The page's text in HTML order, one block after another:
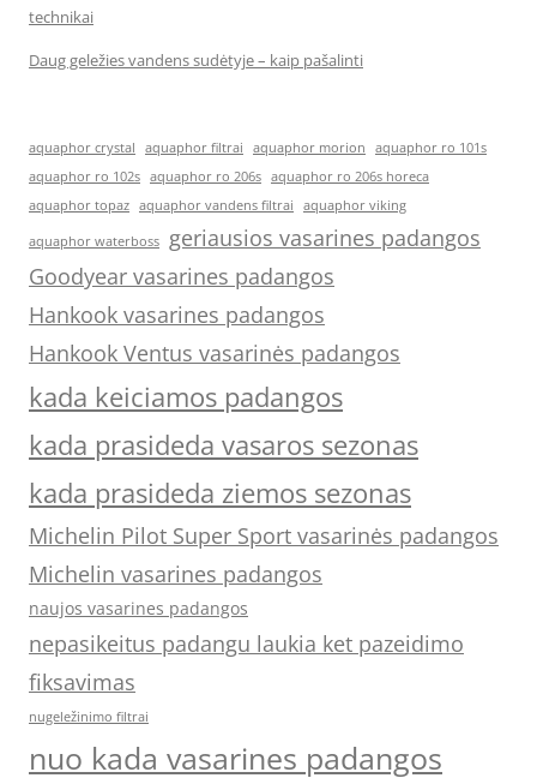
technikai
Daug geležies vandens sudėtyje – kaip pašalinti
aquaphor crystal aquaphor filtrai aquaphor morion
aquaphor ro 101s
aquaphor ro 102s aquaphor ro 206s aquaphor ro 206s horeca
aquaphor topaz aquaphor vandens filtrai aquaphor viking
aquaphor waterboss
geriausios vasarines padangos
Goodyear vasarines padangos
Hankook vasarines padangos
Hankook Ventus vasarinės padangos
kada keiciamos padangos
kada prasideda vasaros sezonas
kada prasideda ziemos sezonas
Michelin Pilot Super Sport vasarinės padangos
Michelin vasarines padangos
naujos vasarines padangos
nepasikeitus padangu laukia ket pazeidimo
fiksavimas
nugeležinimo filtrai
nuo kada vasarines padangos